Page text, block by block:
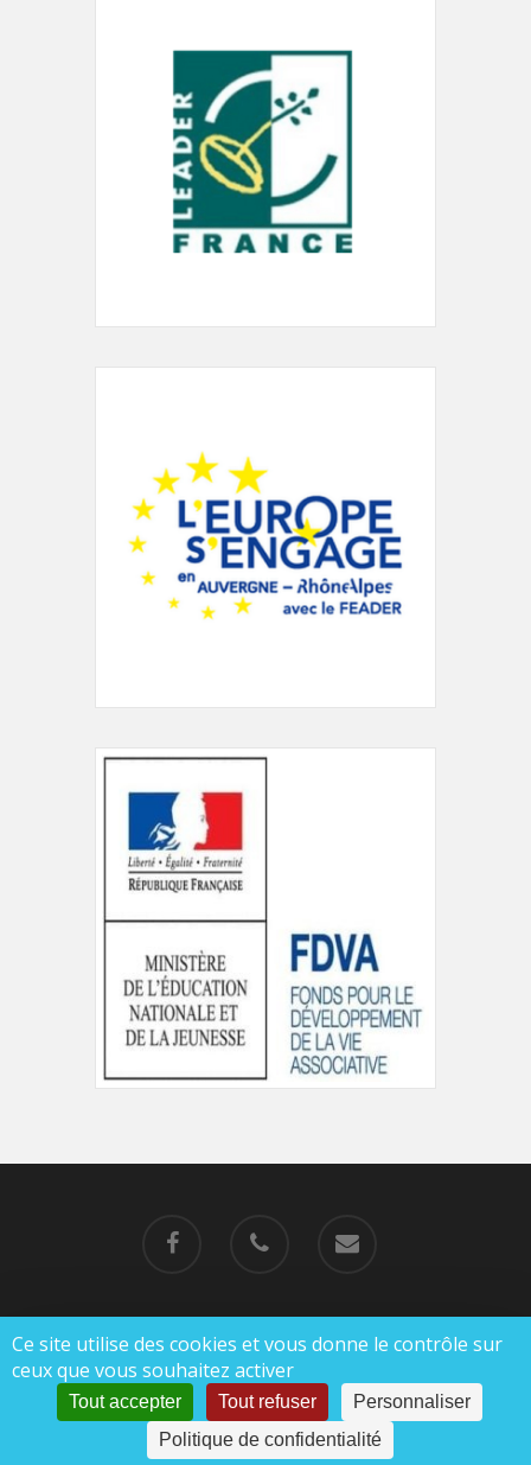
© 2019-2023 MJC de Charlieu |Mentions légales
|Politique de confidentialité
Ce site utilise des cookies et vous donne le contrôle sur
ceux que vous souhaitez activer
Tout accepter Tout refuser
Personnaliser
Politique de confidentialité